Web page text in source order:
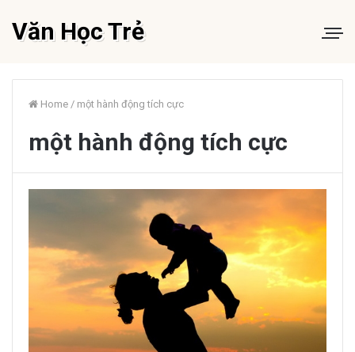
Văn Học Trẻ
Home / một hành động tích cực
một hành động tích cực